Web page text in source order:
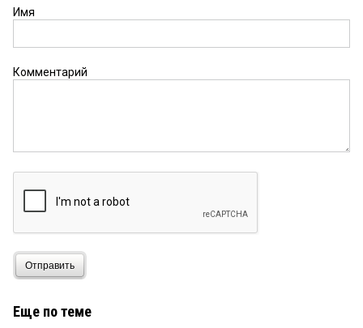
Имя
Комментарий
Отправить
Еще по теме